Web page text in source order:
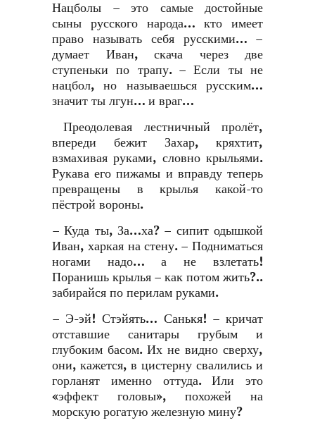
Нацболы – это самые достойные
сыны русского народа… кто имеет
право называть себя русскими… –
думает Иван, скача через две
ступеньки по трапу. – Если ты не
нацбол, но называешься русским…
значит ты лгун… и враг…
Преодолевая лестничный пролёт,
впереди бежит Захар, кряхтит,
взмахивая руками, словно крыльями.
Рукава его пижамы и вправду теперь
превращены в крылья какой-то
пёстрой вороны.
– Куда ты, За…ха? – сипит одышкой
Иван, харкая на стену. – Подниматься
ногами надо… а не взлетать!
Поранишь крылья – как потом жить?..
забирайся по перилам руками.
– Э-эй! Стэйять… Санькя! – кричат
отставшие санитары грубым и
глубоким басом. Их не видно сверху,
они, кажется, в цистерну свалились и
горланят именно оттуда. Или это
«эффект головы», похожей на
морскую рогатую железную мину?